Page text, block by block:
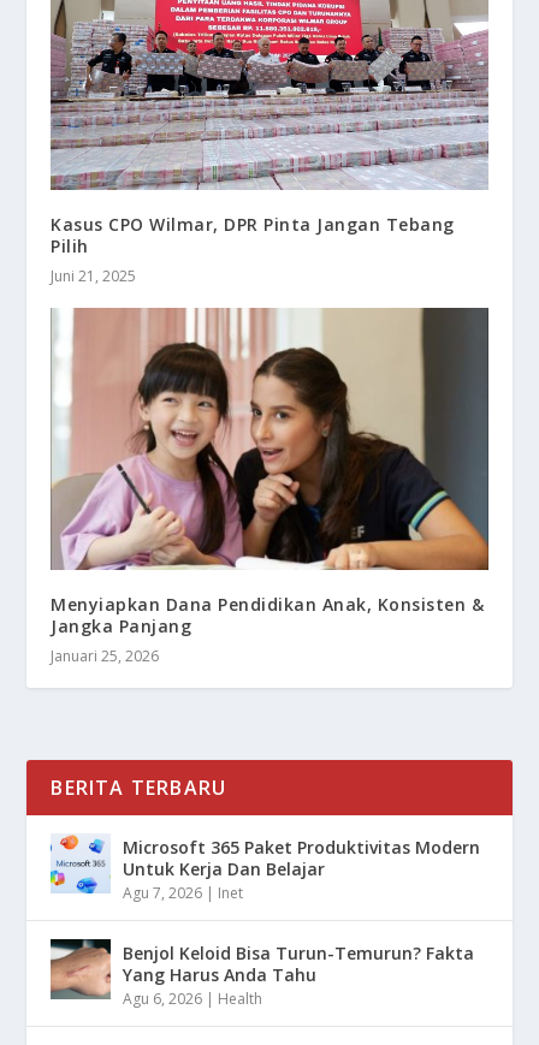
Kasus CPO Wilmar, DPR Pinta Jangan Tebang
Pilih
Juni 21, 2025
Menyiapkan Dana Pendidikan Anak, Konsisten &
Jangka Panjang
Januari 25, 2026
BERITA TERBARU
Microsoft 365 Paket Produktivitas Modern
Untuk Kerja Dan Belajar
Agu 7, 2026 | Inet
Benjol Keloid Bisa Turun-Temurun? Fakta
Yang Harus Anda Tahu
Agu 6, 2026 | Health